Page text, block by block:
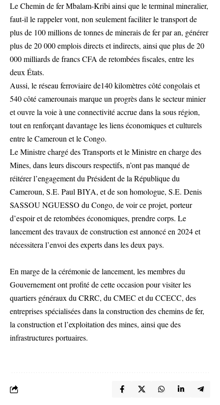
Le Chemin de fer Mbalam-Kribi ainsi que le terminal mineralier,
faut-il le rappeler vont, non seulement faciliter le transport de
plus de 100 millions de tonnes de minerais de fer par an, générer
plus de 20 000 emplois directs et indirects, ainsi que plus de 20
000 milliards de francs CFA de retombées fiscales, entre les
deux États.
Aussi, le réseau ferroviaire de140 kilomètres côté congolais et
540 côté camerounais marque un progrès dans le secteur minier
et ouvre la voie à une connectivité accrue dans la sous région,
tout en renforçant davantage les liens économiques et culturels
entre le Cameroun et le Congo.
Le Ministre chargé des Transports et le Ministre en charge des
Mines, dans leurs discours respectifs, n’ont pas manqué de
réitérer l’engagement du Président de la République du
Cameroun, S.E. Paul BIYA, et de son homologue, S.E. Denis
SASSOU NGUESSO du Congo, de voir ce projet, porteur
d’espoir et de retombées économiques, prendre corps. Le
lancement des travaux de construction est annoncé en 2024 et
nécessitera l’envoi des experts dans les deux pays.
En marge de la cérémonie de lancement, les membres du
Gouvernement ont profité de cette occasion pour visiter les
quartiers généraux du CRRC, du CMEC et du CCECC, des
entreprises spécialisées dans la construction des chemins de fer,
la construction et l’exploitation des mines, ainsi que des
infrastructures portuaires.